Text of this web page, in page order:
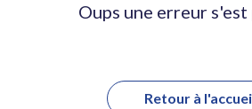
Oups une erreur
Retour à